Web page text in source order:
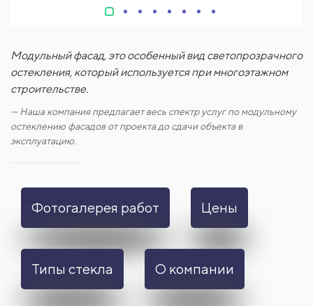
Модульный фасад, это особенный вид светопрозрачного
остекления, который используется при многоэтажном
строительстве.
Наша компания предлагает весь спектр услуг по модульному
остеклению фасадов от проекта до сдачи объекта в
эксплуатацию.
Фотогалерея работ Цены
Типы стекла О компании